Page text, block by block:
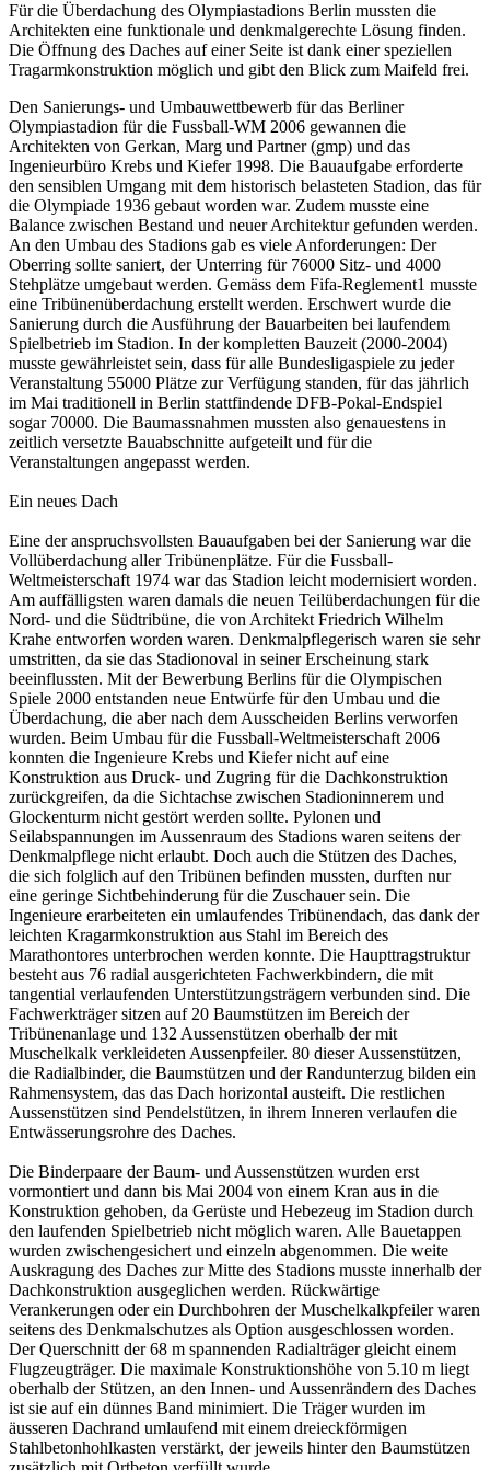
Für die Überdachung des Olympiastadions Berlin mussten die
Architekten eine funktionale und denkmalgerechte Lösung finden.
Die Öffnung des Daches auf einer Seite ist dank einer speziellen
Tragarmkonstruktion möglich und gibt den Blick zum Maifeld frei.
Den Sanierungs- und Umbauwettbewerb für das Berliner
Olympiastadion für die Fussball-WM 2006 gewannen die
Architekten von Gerkan, Marg und Partner (gmp) und das
Ingenieurbüro Krebs und Kiefer 1998. Die Bauaufgabe erforderte
den sensiblen Umgang mit dem historisch belasteten Stadion, das für
die Olympiade 1936 gebaut worden war. Zudem musste eine
Balance zwischen Bestand und neuer Architektur gefunden werden.
An den Umbau des Stadions gab es viele Anforderungen: Der
Oberring sollte saniert, der Unterring für 76000 Sitz- und 4000
Stehplätze umgebaut werden. Gemäss dem Fifa-Reglement1 musste
eine Tribünenüberdachung erstellt werden. Erschwert wurde die
Sanierung durch die Ausführung der Bauarbeiten bei laufendem
Spielbetrieb im Stadion. In der kompletten Bauzeit (2000-2004)
musste gewährleistet sein, dass für alle Bundesligaspiele zu jeder
Veranstaltung 55000 Plätze zur Verfügung standen, für das jährlich
im Mai traditionell in Berlin stattfindende DFB-Pokal-Endspiel
sogar 70000. Die Baumassnahmen mussten also genauestens in
zeitlich versetzte Bauabschnitte aufgeteilt und für die
Veranstaltungen angepasst werden.
Ein neues Dach
Eine der anspruchsvollsten Bauaufgaben bei der Sanierung war die
Vollüberdachung aller Tribünenplätze. Für die Fussball-
Weltmeisterschaft 1974 war das Stadion leicht modernisiert worden.
Am auffälligsten waren damals die neuen Teilüberdachungen für die
Nord- und die Südtribüne, die von Architekt Friedrich Wilhelm
Krahe entworfen worden waren. Denkmalpflegerisch waren sie sehr
umstritten, da sie das Stadionoval in seiner Erscheinung stark
beeinflussten. Mit der Bewerbung Berlins für die Olympischen
Spiele 2000 entstanden neue Entwürfe für den Umbau und die
Überdachung, die aber nach dem Ausscheiden Berlins verworfen
wurden. Beim Umbau für die Fussball-Weltmeisterschaft 2006
konnten die Ingenieure Krebs und Kiefer nicht auf eine
Konstruktion aus Druck- und Zugring für die Dachkonstruktion
zurückgreifen, da die Sichtachse zwischen Stadioninnerem und
Glockenturm nicht gestört werden sollte. Pylonen und
Seilabspannungen im Aussenraum des Stadions waren seitens der
Denkmalpflege nicht erlaubt. Doch auch die Stützen des Daches,
die sich folglich auf den Tribünen befinden mussten, durften nur
eine geringe Sichtbehinderung für die Zuschauer sein. Die
Ingenieure erarbeiteten ein umlaufendes Tribünendach, das dank der
leichten Kragarmkonstruktion aus Stahl im Bereich des
Marathontores unterbrochen werden konnte. Die Haupttragstruktur
besteht aus 76 radial ausgerichteten Fachwerkbindern, die mit
tangential verlaufenden Unterstützungsträgern verbunden sind. Die
Fachwerkträger sitzen auf 20 Baumstützen im Bereich der
Tribünenanlage und 132 Aussenstützen oberhalb der mit
Muschelkalk verkleideten Aussenpfeiler. 80 dieser Aussenstützen,
die Radialbinder, die Baumstützen und der Randunterzug bilden ein
Rahmensystem, das das Dach horizontal austeift. Die restlichen
Aussenstützen sind Pendelstützen, in ihrem Inneren verlaufen die
Entwässerungsrohre des Daches.
Die Binderpaare der Baum- und Aussenstützen wurden erst
vormontiert und dann bis Mai 2004 von einem Kran aus in die
Konstruktion gehoben, da Gerüste und Hebezeug im Stadion durch
den laufenden Spielbetrieb nicht möglich waren. Alle Bauetappen
wurden zwischengesichert und einzeln abgenommen. Die weite
Auskragung des Daches zur Mitte des Stadions musste innerhalb der
Dachkonstruktion ausgeglichen werden. Rückwärtige
Verankerungen oder ein Durchbohren der Muschelkalkpfeiler waren
seitens des Denkmalschutzes als Option ausgeschlossen worden.
Der Querschnitt der 68 m spannenden Radialträger gleicht einem
Flugzeugträger. Die maximale Konstruktionshöhe von 5.10 m liegt
oberhalb der Stützen, an den Innen- und Aussenrändern des Daches
ist sie auf ein dünnes Band minimiert. Die Träger wurden im
äusseren Dachrand umlaufend mit einem dreieckförmigen
Stahlbetonhohlkasten verstärkt, der jeweils hinter den Baumstützen